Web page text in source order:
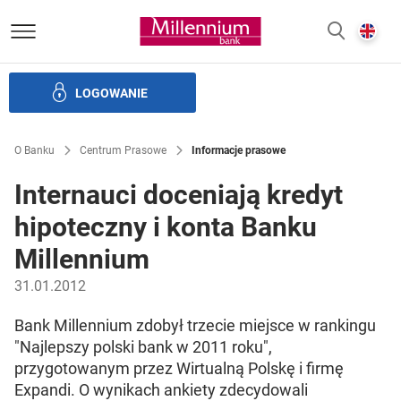
Bank Millennium homepage
LOGOWANIE
O Banku Centrum Prasowe Informacje prasowe
Internauci doceniają kredyt
hipoteczny i konta Banku
Millennium
31.01.2012
Bank Millennium zdobył trzecie miejsce w rankingu
"Najlepszy polski bank w 2011 roku",
przygotowanym przez Wirtualną Polskę i firmę
Expandi. O wynikach ankiety zdecydowali